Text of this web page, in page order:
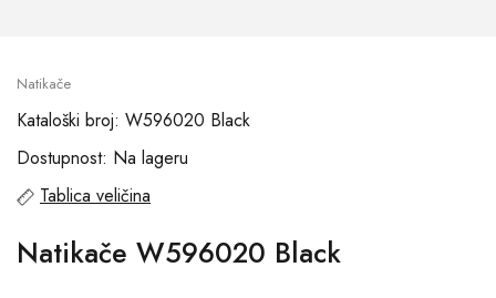
Natikače
Kataloški broj: W596020 Black
Dostupnost: Na lageru
Tablica veličina
Natikače W596020 Black